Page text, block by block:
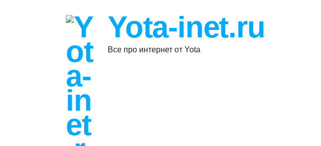
Yota-inet.ru
Все про интернет от Yota